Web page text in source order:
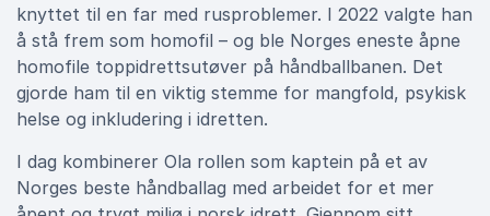
knyttet til en far med rusproblemer. I 2022 valgte han
å stå frem som homofil – og ble Norges eneste åpne
homofile toppidrettsutøver på håndballbanen. Det
gjorde ham til en viktig stemme for mangfold, psykisk
helse og inkludering i idretten.
I dag kombinerer Ola rollen som kaptein på et av
Norges beste håndballag med arbeidet for et mer